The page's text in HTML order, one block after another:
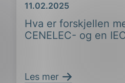
Hva er forskjellen
CENELEC- og en
Dato
11.02.2025
Les mer